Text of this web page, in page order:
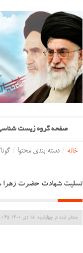
صفحه گروه زیست
خانه / دسته بندی محتوا /
تسلیت شهادت حضرت زهرا
منتشر شده در چهارشنبه, 15 دی 1400 00:45